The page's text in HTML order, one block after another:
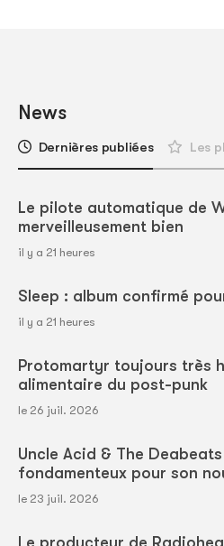
News
Dernières publiées Les
Le pilote automatique de
merveilleusement bien
il y a 21 heures
Sleep : album confirmé
il y a 21 heures
Protomartyr toujours très
alimentaire du post-punk
le 26 juil. 2026
Uncle Acid & The
fondamenteux pour son
le 23 juil. 2026
Le producteur de